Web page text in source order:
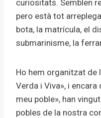
curiositats. Semblen
pero està tot
bota, la matrícula, el
submarinisme, la
Ho hem organitzat de
Verda i Viva», i
meu poble», han
pobles de la nostra